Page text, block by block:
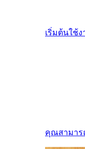
เริ่มต้นใช้ง
คุณสามาร